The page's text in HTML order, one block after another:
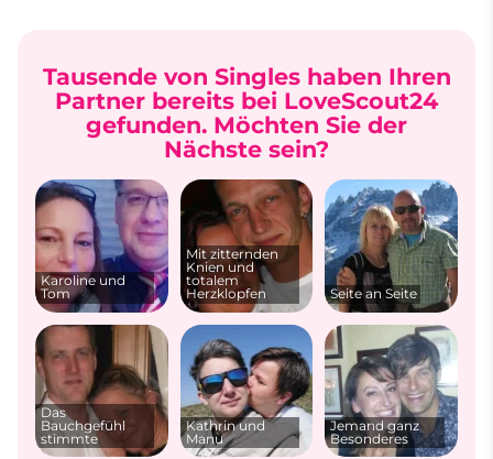
Tausende von Singles haben Ihren
Partner bereits bei LoveScout24
gefunden. Möchten Sie der
Nächste sein?
Karoline und
Tom
Mit zitternden
Knien und
totalem
Herzklopfen
Seite an Seite
Das
Bauchgefühl
stimmte
Kathrin und
Manu
Jemand ganz
Besonderes